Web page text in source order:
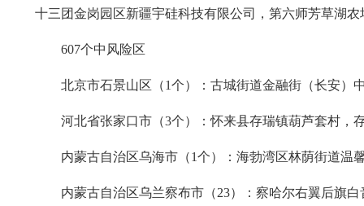
十三团金岗园区新疆宇硅科技有限公司，第六师芳草湖
607个中风险区
北京市石景山区（1个）：古城街道金融街（长安）
河北省张家口市（3个）：怀来县存瑞镇葫芦套村，
内蒙古自治区乌海市（1个）：海勃湾区林荫街道温
内蒙古自治区乌兰察布市（23）：察哈尔右翼后旗